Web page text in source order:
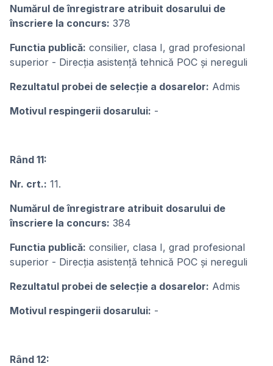
Numărul de înregistrare atribuit dosarului de
înscriere la concurs: 378
Functia publică: consilier, clasa I, grad profesional
superior - Direcția asistență tehnică POC și nereguli
Rezultatul probei de selecție a dosarelor: Admis
Motivul respingerii dosarului: -
Rând 11:
Nr. crt.: 11.
Numărul de înregistrare atribuit dosarului de
înscriere la concurs: 384
Functia publică: consilier, clasa I, grad profesional
superior - Direcția asistență tehnică POC și nereguli
Rezultatul probei de selecție a dosarelor: Admis
Motivul respingerii dosarului: -
Rând 12: